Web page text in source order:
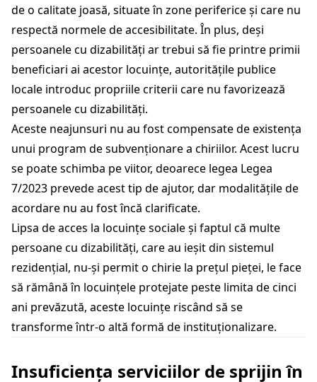
de o calitate joasă, situate în zone periferice și care nu
respectă normele de accesibilitate. În plus, deși
persoanele cu dizabilități ar trebui să fie printre primii
beneficiari ai acestor locuințe, autoritățile publice
locale introduc propriile criterii care nu favorizează
persoanele cu dizabilități.
Aceste neajunsuri nu au fost compensate de existența
unui program de subvenționare a chiriilor. Acest lucru
se poate schimba pe viitor, deoarece legea Legea
7/2023 prevede acest tip de ajutor, dar modalitățile de
acordare nu au fost încă clarificate.
Lipsa de acces la locuințe sociale și faptul că multe
persoane cu dizabilități, care au ieșit din sistemul
rezidențial, nu-și permit o chirie la prețul pieței, le face
să rămână în locuințele protejate peste limita de cinci
ani prevăzută, aceste locuințe riscând să se
transforme într-o altă formă de instituționalizare.
Insuficiența serviciilor de sprijin în